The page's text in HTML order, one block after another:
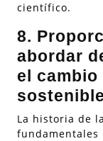
científico.
8.
abordar
el
La historia de
fundamentales